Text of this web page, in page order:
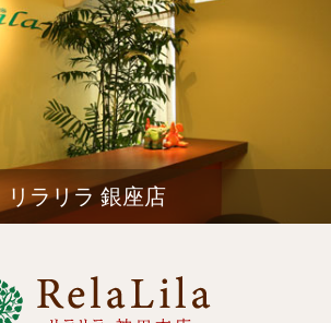
リラリラ 銀座店